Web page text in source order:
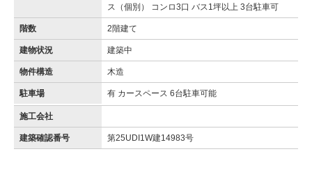
ス（個別） コンロ3口 バス1坪以上 3台駐車可
階数 2階建て
建物状況 建築中
物件構造 木造
駐車場 有 カースペース 6台駐車可能
施工会社
建築確認番号 第25UDI1W建14983号